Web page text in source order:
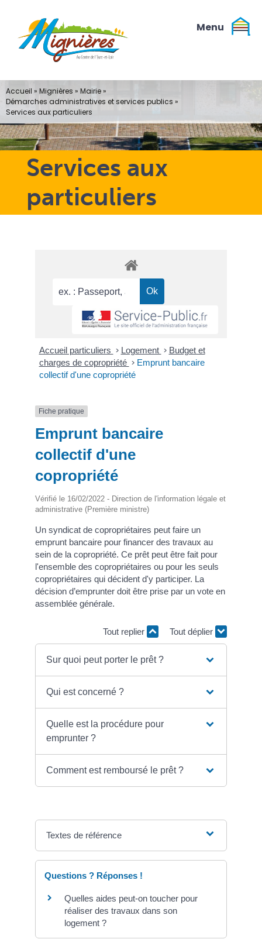
contenu
Services aux
particuliers
Accueil » Mignières » Mairie»
Démarches administratives et services publics »
Services aux particuliers
Accueil particuliers > Logement > Budget et
charges de copropriété > Emprunt bancaire
collectif d'une copropriété
Fiche pratique
Emprunt bancaire
collectif d'une
copropriété
Vérifié le 16/02/2022 - Direction de l'information légale et
administrative (Première ministre)
Un syndicat de copropriétaires peut faire un
emprunt bancaire pour financer des travaux au
sein de la copropriété. Ce prêt peut être fait pour
l'ensemble des copropriétaires ou pour les seuls
copropriétaires qui décident d'y participer. La
décision d’emprunter doit être prise par un vote en
assemblée générale.
Tout replier Tout déplier
Sur quoi peut porter le prêt ?
Qui est concerné ?
Quelle est la procédure pour
emprunter ?
Comment est remboursé le prêt ?
Textes de référence
Questions ? Réponses !
Quelles aides peut-on toucher pour
réaliser des travaux dans son
logement ?